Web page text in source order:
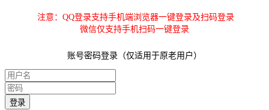
注意：QQ登录支持手机端浏览器一键登录及扫码登录
微信仅支持手机扫码一键登录
账号密码登录（仅适用于原老用户）